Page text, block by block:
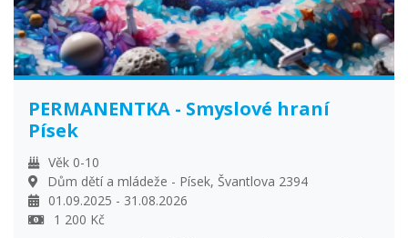
PERMANENTKA - Smyslové hraní
Písek
Věk 0-10
Dům dětí a mládeže - Písek, Švantlova 2394
01.09.2025 - 31.08.2026
1 200 Kč